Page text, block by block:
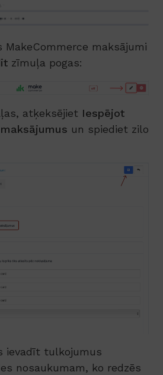
MakeCommerce maksājumi
zīmuļa pogas:
atķeksējiet Iespējot
un spiediet zilo
ievadīt tulkojumus
nosaukumam, ko redzēs